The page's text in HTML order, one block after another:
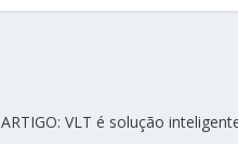
ARTIGO: VLT é solução